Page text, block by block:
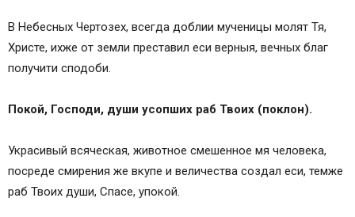
В Небесных Чертозех, всегда доблии мученицы молят Тя,
Христе, ихже от земли преставил еси верныя, вечных благ
получити сподоби.
Покой, Господи, души усопших раб Твоих (поклон).
Украсивый всяческая, животное смешенное мя человека,
посреде смирения же вкупе и величества создал еси, темже
раб Твоих души, Спасе, упокой.